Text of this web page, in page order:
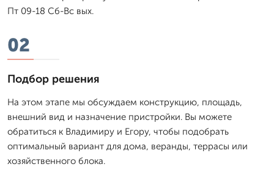
Пт 09-18 Сб-Вс вых.
02
Подбор решения
На этом этапе мы обсуждаем конструкцию, площадь,
внешний вид и назначение пристройки. Вы можете
обратиться к Владимиру и Егору, чтобы подобрать
оптимальный вариант для дома, веранды, террасы или
хозяйственного блока.